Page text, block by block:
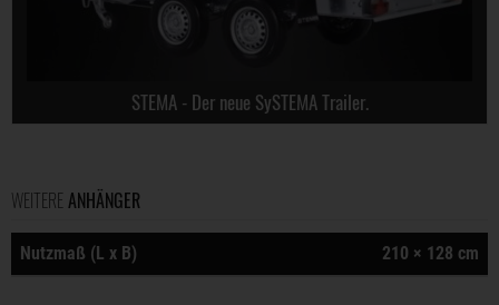
STEMA - Der neue SySTEMA Trailer.
WEITERE ANHÄNGER
Nutzmaß (L x B) 210 × 128 cm